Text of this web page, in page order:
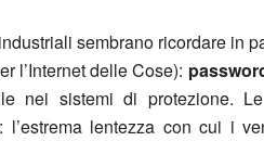
sembrano ricordare in
l’Internet delle Cose):
nei sistemi di protezione.
l’estrema lentezza con cui i